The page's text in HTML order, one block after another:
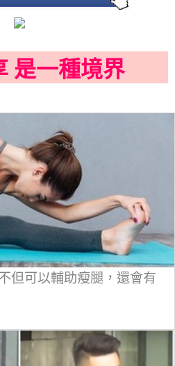
是一種境界
但可以輔助瘦腿，還會有